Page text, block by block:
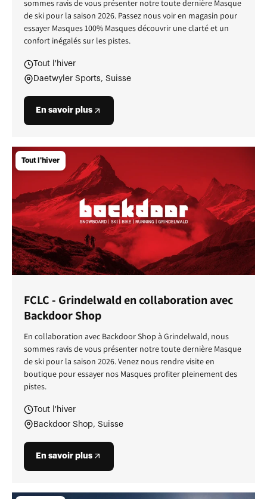
sommes ravis de vous présenter notre toute dernière Masque
de ski pour la saison 2026. Passez nous voir en magasin pour
essayer Masques 100% Masques découvrir une clarté et un
confort inégalés sur les pistes.
Tout l'hiver
Daetwyler Sports, Suisse
En savoir plus
Tout l'hiver
FCLC - Grindelwald en collaboration avec
Backdoor Shop
En collaboration avec Backdoor Shop à Grindelwald, nous
sommes ravis de vous présenter notre toute dernière Masque
de ski pour la saison 2026. Venez nous rendre visite en
boutique pour essayer nos Masques profiter pleinement des
pistes.
Tout l'hiver
Backdoor Shop, Suisse
En savoir plus